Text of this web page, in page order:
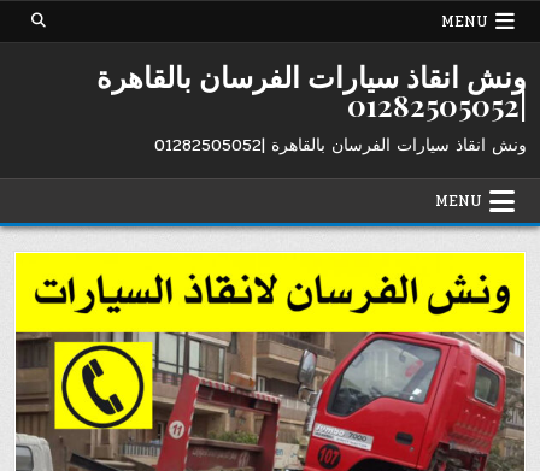
Skip
MENU
ونش انقاذ سيارات الفرسان بالقاهرة
|01282505052
ونش انقاذ سيارات الفرسان بالقاهرة |01282505052
MENU